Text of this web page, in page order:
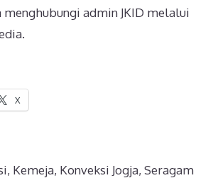
admin JKID melalui
X
, Kemeja, Konveksi Jogja,Seragam